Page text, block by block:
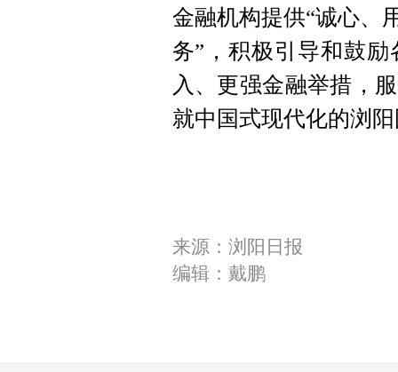
金融机构提供“诚心、
务”，积极引导和鼓
入、更强金融举措，
就中国式现代化的浏
来源：浏阳日报
编辑：戴鹏